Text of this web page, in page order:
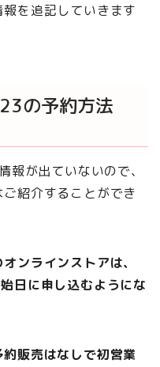
を追記していきます
の予約方法
が出ていないので、
紹介することができ
ンラインストアは、
日に申し込むようにな
販売はなしで初営業